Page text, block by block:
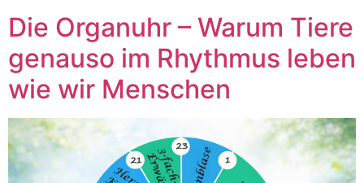
Die Organuhr – Warum Tiere
genauso im Rhythmus leben
wie wir Menschen